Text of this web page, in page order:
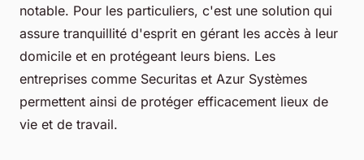
notable. Pour les particuliers, c'est une solution qui
assure tranquillité d'esprit en gérant les accès à leur
domicile et en protégeant leurs biens. Les
entreprises comme Securitas et Azur Systèmes
permettent ainsi de protéger efficacement lieux de
vie et de travail.